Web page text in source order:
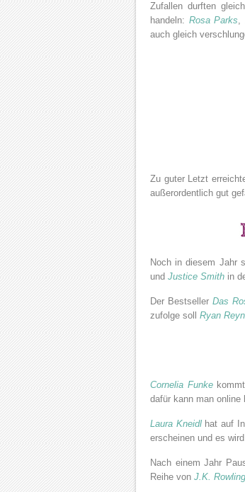
Zufallen durften
handeln: Rosa Parks,
auch gleich
Zu guter Letzt
außerordentlich gut
Noch in diesem Jahr
und Justice Smith in
Der Bestseller Das
zufolge soll Ryan
Cornelia Funkekommt
dafür kann man online
Laura Kneidlhat auf
erscheinen und es
Nach einem Jahr
Reihe von J.K. Rowling